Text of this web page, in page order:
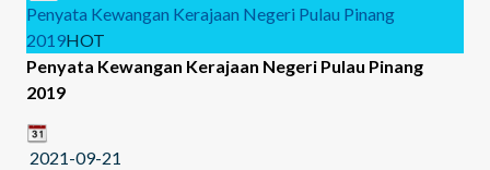
Penyata Kewangan Kerajaan Negeri Pulau Pinang
2019HOT
Penyata Kewangan Kerajaan Negeri Pulau Pinang
2019
2021-09-21